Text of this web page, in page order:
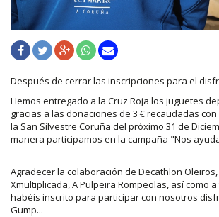
Después de cerrar las inscripciones para el
Hemos entregado a la Cruz Roja los juguetes
gracias a las donaciones de 3 € recaudadas
la San Silvestre Coruña del próximo 31 de
manera participamos en la campaña "Nos
Agradecer la colaboración de Decathlon Oleiros,
Xmultiplicada, A Pulpeira Rompeolas, así como
habéis inscrito para participar con nosotros
Gump...